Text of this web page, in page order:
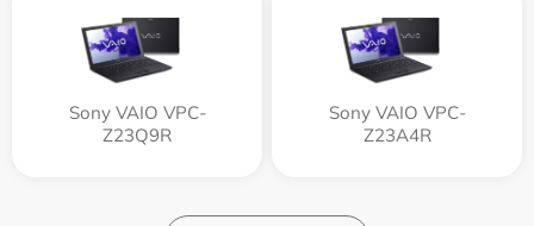
Sony VAIO VPC-
Z23Q9R
Sony VAIO VPC-
Z23A4R